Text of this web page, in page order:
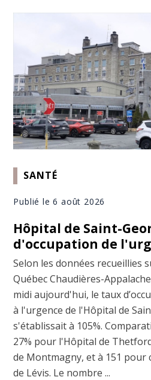
SANTÉ
Publié le 6 août 2026
Hôpital de Saint-
d'occupation de
Selon les données recueillies
Québec Chaudières-
midi aujourd'hui, le taux
à l'urgence de l'Hôpital de
s'établissait à 105%.
27% pour l'Hôpital de
de Montmagny, et à 151 pour
de Lévis. Le nombre ...